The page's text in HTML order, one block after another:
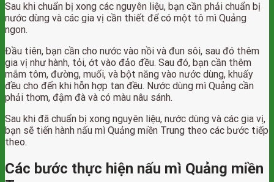
Sau khi chuẩn bị xong các nguyên liệu, bạn cần phải chuẩn bị
nước dùng và các gia vị cần thiết để có một tô mì Quảng
ngon.
Đầu tiên, bạn cần cho nước vào nồi và đun sôi, sau đó thêm
gia vị như hành, tỏi, ớt vào đảo đều. Sau đó, bạn cần thêm
mắm tôm, đường, muối, và bột năng vào nước dùng, khuấy
đều cho đến khi hỗn hợp tan đều. Nước dùng mì Quảng cần
phải thơm, đậm đà và có màu nâu sánh.
Sau khi đã chuẩn bị xong nguyên liệu, nước dùng và các gia vị,
bạn sẽ tiến hành nấu mì Quảng miền Trung theo các bước tiếp
theo.
Các bước thực hiện nấu mì Quảng miền